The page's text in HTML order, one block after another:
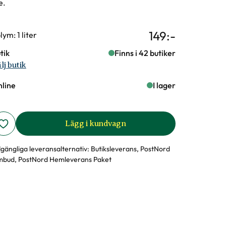
1 liter 149:-
Finns i 42 butiker
butik
I lager
Lägg i kundvagn
leveransalternativ: Butiksleverans, PostNord
PostNord Hemleverans Paket